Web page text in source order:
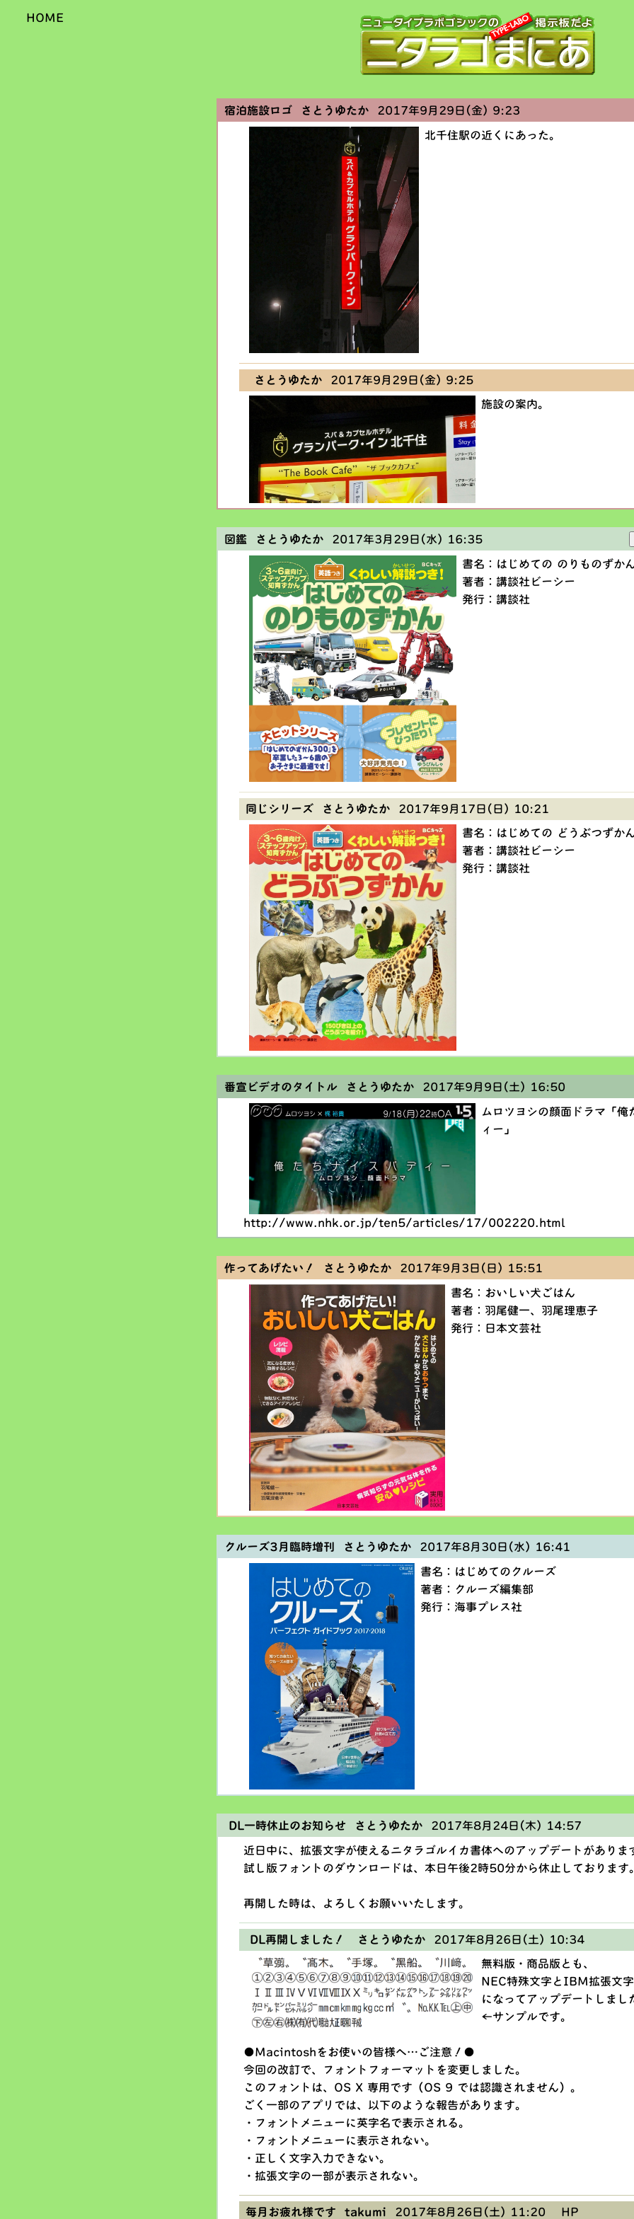
HOME
宿泊施設ロゴ さとうゆたか2017年9月29日(金) 9:23
北千住駅の近くにあった。
さとうゆたか 2017年9月29日(金) 9:25
施設の案内。
図鑑 さとうゆたか2017年3月29日(水) 16:35
書名：はじめての のりものずか
著者：講談社ビーシー
発行：講談社
同じシリーズ さとうゆたか 2017年9月17日(日) 10:21
書名：はじめての どうぶつずか
著者：講談社ビーシー
発行：講談社
番宣ビデオのタイトル さとうゆたか2017年9月9日(土) 16:50
ムロツヨシの顔面ドラマ「俺
ィー」
http://www.nhk.or.jp/ten5/articles/17/002220.html
作ってあげたい！ さとうゆたか2017年9月3日(日) 15:51
書名：おいしい犬ごはん
著者：羽尾健一、羽尾理恵子
発行：日本文芸社
クルーズ3月臨時増刊 さとうゆたか2017年8月30日(水) 16:41
書名：はじめてのクルーズ
著者：クルーズ編集部
発行：海事プレス社
DL一時休止のお知らせ さとうゆたか2017年8月24日(木) 14:57
近日中に、拡張文字が使えるニタラゴルイカ書体へのアップデートがありま
試し版フォントのダウンロードは、本日午後2時50分から休止しております。
再開した時は、よろしくお願いいたします。
DL再開しました！ さとうゆたか 2017年8月26日(土) 10:34
無料版・商品版とも、
NEC特殊文字とIBM拡張文字
になってアップデートしまし
←サンプルです。
●Macintoshをお使いの皆様へ…ご注意！●
今回の改訂で、フォントフォーマットを変更しました。
このフォントは、OS X 専用です（OS 9 では認識されません）。
ごく一部のアプリでは、以下のような報告があります。
・フォントメニューに英字名で表示される。
・フォントメニューに表示されない。
・正しく文字入力できない。
・拡張文字の一部が表示されない。
毎月お疲れ様です takumi 2017年8月26日(土) 11:20 HP